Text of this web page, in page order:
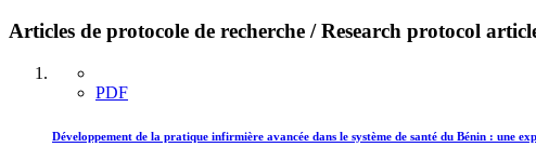
Articles de protocole de recherche / Research protocol
PDF
Développement de la pratique infirmière avancée dans le système de santé du Bénin : une